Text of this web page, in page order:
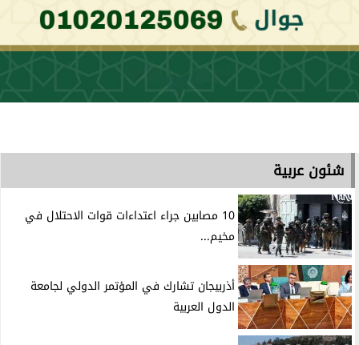
شئون عربية
10 مصابين جراء اعتداءات قوات الاحتلال في
مخيم...
أذربيجان تشارك في المؤتمر الدولي لجامعة
الدول العربية